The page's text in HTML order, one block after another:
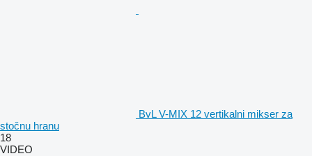
BvL V-MIX 12 vertikalni mikser za
stočnu hranu
18
VIDEO